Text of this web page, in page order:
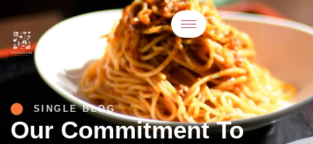
SINGLE BLOG
Our Commitment To